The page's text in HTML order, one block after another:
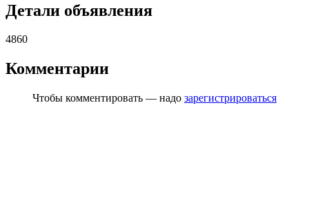
Детали объявления
4860
Комментарии
Чтобы комментировать — надо зарегистрироваться